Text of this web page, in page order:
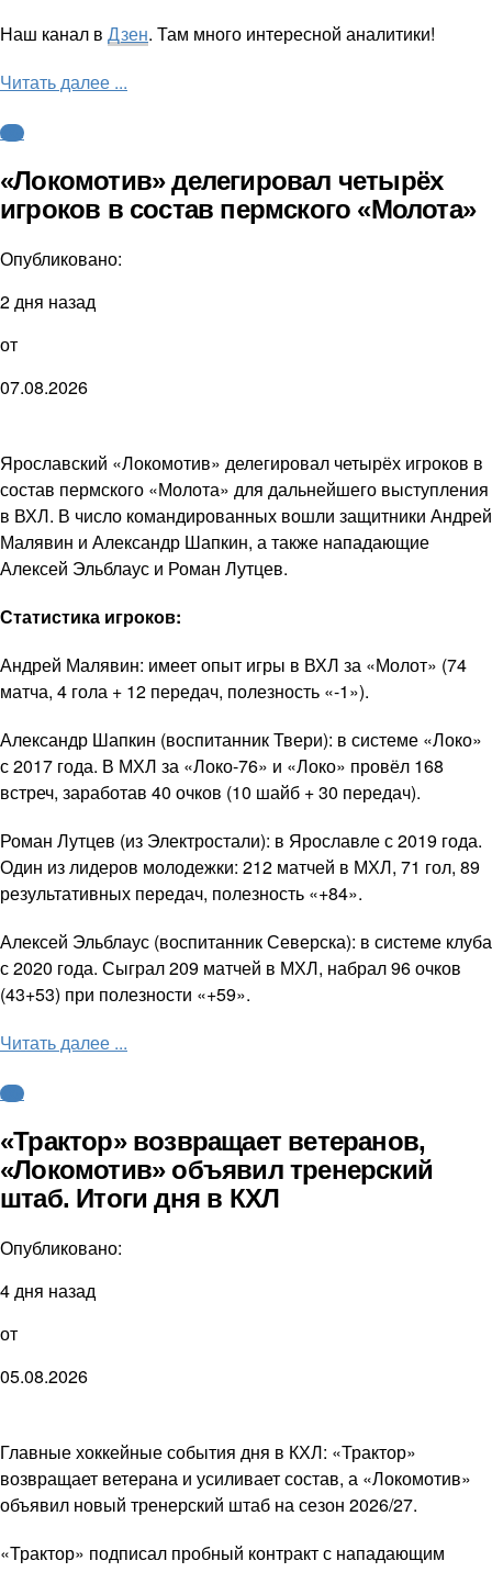
Наш канал в Дзен. Там много интересной аналитики!
Читать далее ...
КХЛ
«Локомотив» делегировал четырёх
игроков в состав пермского «Молота»
Опубликовано:
2 дня назад
от
07.08.2026
Ярославский «Локомотив» делегировал четырёх игроков в
состав пермского «Молота» для дальнейшего выступления
в ВХЛ. В число командированных вошли защитники Андрей
Малявин и Александр Шапкин, а также нападающие
Алексей Эльблаус и Роман Лутцев.
Статистика игроков:
Андрей Малявин: имеет опыт игры в ВХЛ за «Молот» (74
матча, 4 гола + 12 передач, полезность «-1»).
Александр Шапкин (воспитанник Твери): в системе «Локо»
с 2017 года. В МХЛ за «Локо-76» и «Локо» провёл 168
встреч, заработав 40 очков (10 шайб + 30 передач).
Роман Лутцев (из Электростали): в Ярославле с 2019 года.
Один из лидеров молодежки: 212 матчей в МХЛ, 71 гол, 89
результативных передач, полезность «+84».
Алексей Эльблаус (воспитанник Северска): в системе клуба
с 2020 года. Сыграл 209 матчей в МХЛ, набрал 96 очков
(43+53) при полезности «+59».
Читать далее ...
КХЛ
«Трактор» возвращает ветеранов,
«Локомотив» объявил тренерский
штаб. Итоги дня в КХЛ
Опубликовано:
4 дня назад
от
05.08.2026
Главные хоккейные события дня в КХЛ: «Трактор»
возвращает ветерана и усиливает состав, а «Локомотив»
объявил новый тренерский штаб на сезон 2026/27.
«Трактор» подписал пробный контракт с нападающим